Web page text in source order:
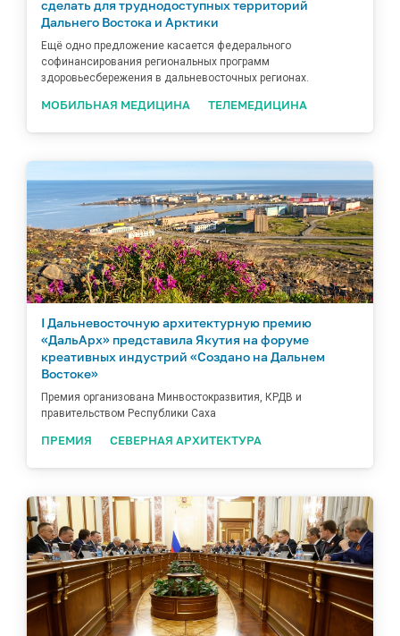
сделать для труднодоступных территорий
Дальнего Востока и Арктики
Ещё одно предложение касается федерального
софинансирования региональных программ
здоровьесбережения в дальневосточных регионах.
МОБИЛЬНАЯ МЕДИЦИНА ТЕЛЕМЕДИЦИНА
I Дальневосточную архитектурную премию
«ДальАрх» представила Якутия на форуме
креативных индустрий «Создано на Дальнем
Востоке»
Премия организована Минвостокразвития, КРДВ и
правительством Республики Саха
ПРЕМИЯ СЕВЕРНАЯ АРХИТЕКТУРА